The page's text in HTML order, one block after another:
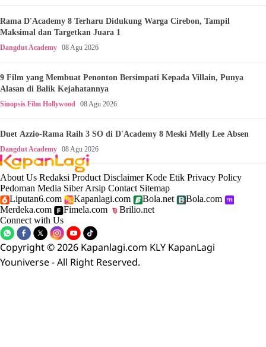
Rama D'Academy 8 Terharu Didukung Warga Cirebon, Tampil
Maksimal dan Targetkan Juara 1
Dangdut Academy 08 Agu 2026
9 Film yang Membuat Penonton Bersimpati Kepada Villain, Punya
Alasan di Balik Kejahatannya
Sinopsis Film Hollywood 08 Agu 2026
Duet Azzio-Rama Raih 3 SO di D'Academy 8 Meski Melly Lee Absen
Dangdut Academy 08 Agu 2026
About Us Redaksi Product Disclaimer Kode Etik Privacy Policy
Pedoman Media Siber Arsip Contact Sitemap
Liputan6.com
Kapanlagi.com Bola.net
Bola.com
Merdeka.com
Fimela.com
Brilio.net
Connect with Us
Copyright © 2026 Kapanlagi.com KLY KapanLagi
Youniverse - All Right Reserved.